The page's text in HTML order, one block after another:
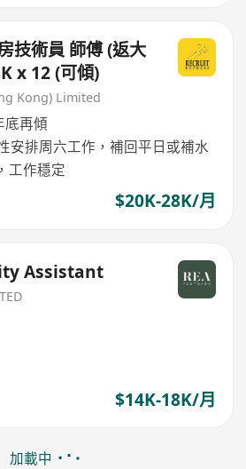
師傅 (返大
x 12 (可傾)
Kong) Limited
底再傾
安排周六工作，補回平日或補水
工作穩定
$20K-28K/月
Assistant
$14K-18K/月
加載中